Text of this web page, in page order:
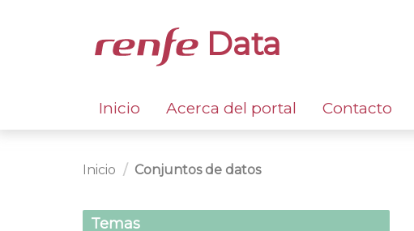
Data
Inicio Acerca del portal Contacto
Inicio Conjuntos de datos
Temas